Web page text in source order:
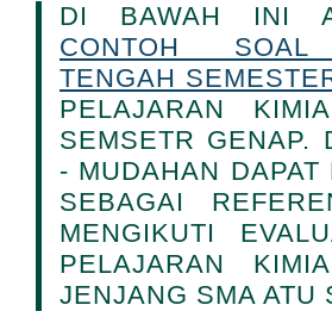
DI BAWAH INI
CONTOH SOAL
TENGAH
PELAJARAN
SEMSETR GENAP.
- MUDAHAN DAPAT
SEBAGAI
MENGIKUTI
PELAJARAN
JENJANG SMA ATU